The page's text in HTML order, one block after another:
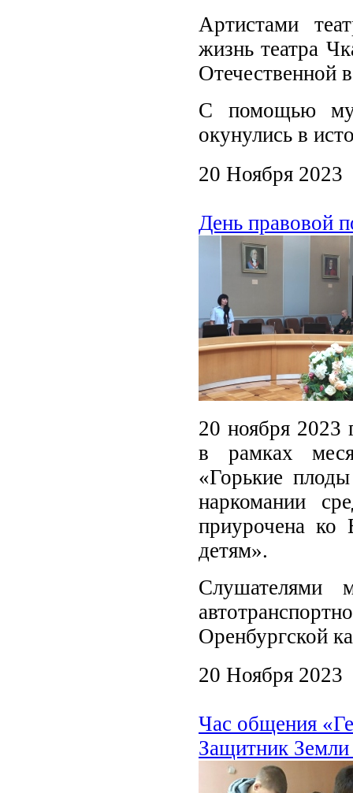
Артистами
жизнь театра
Отечественной
С помощью
окунулись в
20 Ноября 2023
День правовой
20 ноября 2023
в рамках
«Горькие
наркомании
приурочена ко
детям».
Слушателями
Оренбургской
20 Ноября 2023
Час общения
Защитник Земли